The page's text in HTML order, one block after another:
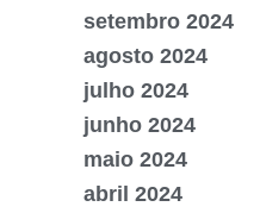
setembro 2024
agosto 2024
julho 2024
junho 2024
maio 2024
abril 2024